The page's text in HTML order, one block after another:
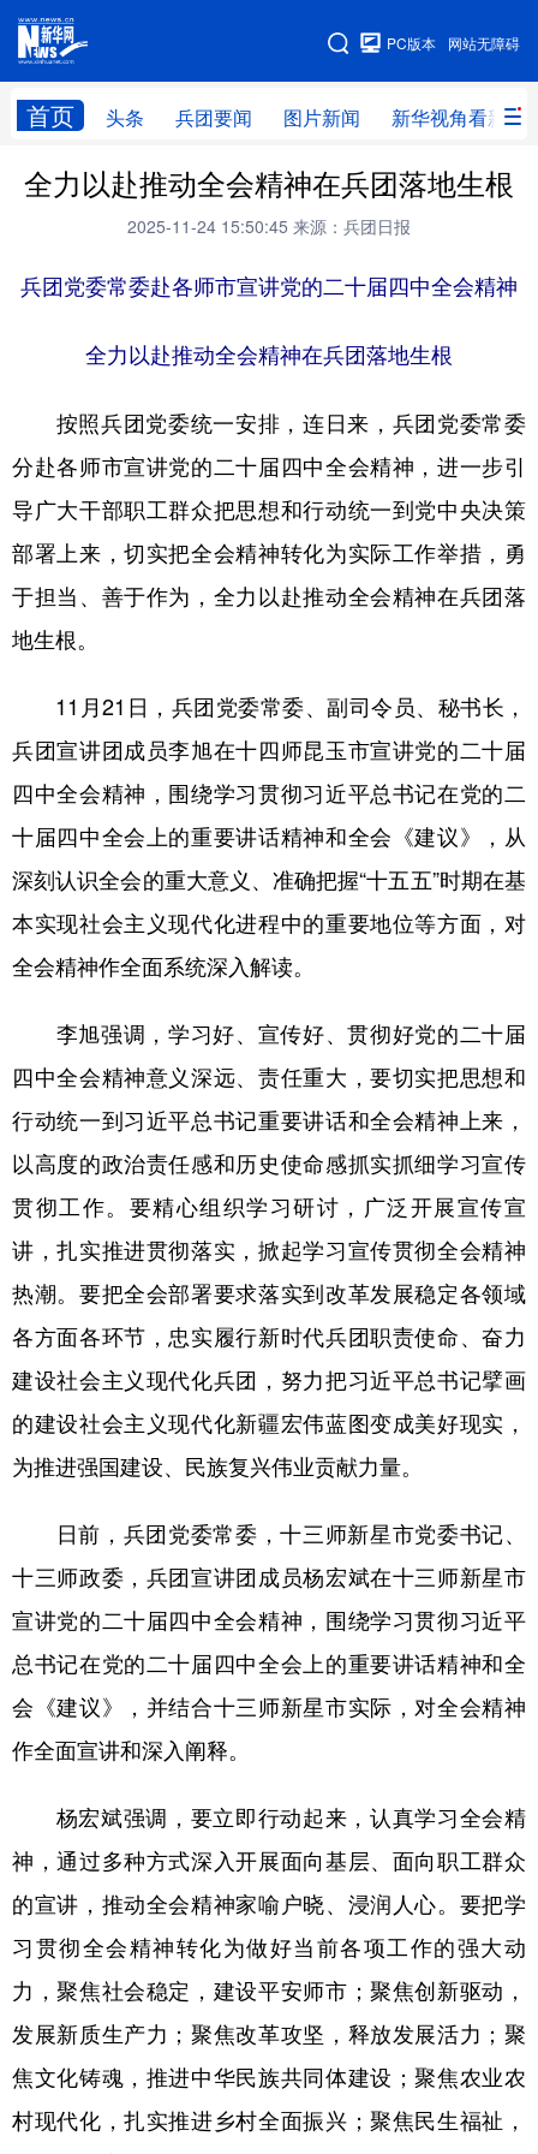
网站无障碍
PC版本
首页 头条 兵团要闻 图片新闻 新华视角看新疆
网站地图
头条 兵团要闻 图片新闻 新华视角看新疆
辽宁 吉林 上海 江苏
浙江 安徽 福建 江西
山东 河南 湖北 湖南
四川
多语种频道
English Español Français عربى
Русский язык 日本語 한국어
Deutsch Português
全力以赴推动全会精神在兵团落地生根
2025-11-24 15:50:45 来源：兵团日报
兵团党委常委赴各师市宣讲党的二十届四中全会精神
全力以赴推动全会精神在兵团落地生根
按照兵团党委统一安排，连日来，兵团党委常委
分赴各师市宣讲党的二十届四中全会精神，进一步引
导广大干部职工群众把思想和行动统一到党中央决策
部署上来，切实把全会精神转化为实际工作举措，勇
于担当、善于作为，全力以赴推动全会精神在兵团落
地生根。
11月21日，兵团党委常委、副司令员、秘书长，
兵团宣讲团成员李旭在十四师昆玉市宣讲党的二十届
四中全会精神，围绕学习贯彻习近平总书记在党的二
十届四中全会上的重要讲话精神和全会《建议》，从
深刻认识全会的重大意义、准确把握“十五五”时期在基
本实现社会主义现代化进程中的重要地位等方面，对
全会精神作全面系统深入解读。
李旭强调，学习好、宣传好、贯彻好党的二十届
四中全会精神意义深远、责任重大，要切实把思想和
行动统一到习近平总书记重要讲话和全会精神上来，
以高度的政治责任感和历史使命感抓实抓细学习宣传
贯彻工作。要精心组织学习研讨，广泛开展宣传宣
讲，扎实推进贯彻落实，掀起学习宣传贯彻全会精神
热潮。要把全会部署要求落实到改革发展稳定各领域
各方面各环节，忠实履行新时代兵团职责使命、奋力
建设社会主义现代化兵团，努力把习近平总书记擘画
的建设社会主义现代化新疆宏伟蓝图变成美好现实，
为推进强国建设、民族复兴伟业贡献力量。
日前，兵团党委常委，十三师新星市党委书记、
十三师政委，兵团宣讲团成员杨宏斌在十三师新星市
宣讲党的二十届四中全会精神，围绕学习贯彻习近平
总书记在党的二十届四中全会上的重要讲话精神和全
会《建议》，并结合十三师新星市实际，对全会精神
作全面宣讲和深入阐释。
杨宏斌强调，要立即行动起来，认真学习全会精
神，通过多种方式深入开展面向基层、面向职工群众
的宣讲，推动全会精神家喻户晓、浸润人心。要把学
习贯彻全会精神转化为做好当前各项工作的强大动
力，聚焦社会稳定，建设平安师市；聚焦创新驱动，
发展新质生产力；聚焦改革攻坚，释放发展活力；聚
焦文化铸魂，推进中华民族共同体建设；聚焦农业农
村现代化，扎实推进乡村全面振兴；聚焦民生福祉，